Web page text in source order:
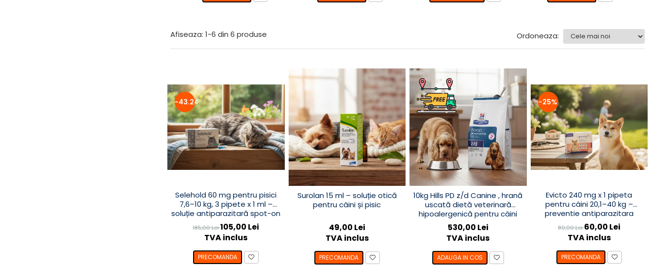
Afiseaza: 1-6 din 6 produse Ordoneaza:
-43.24%
Selehold 60 mg pentru pisici
7,6–10 kg, 3 pipete x 1 ml –
soluție antiparazitară spot-on
185,00 Lei105,00 Lei
TVA inclus
PRECOMANDA
Surolan 15 ml – soluție otică
pentru câini și pisic
49,00 Lei
TVA inclus
PRECOMANDA
10kg Hills PD z/d Canine , hrană
uscată dietă veterinară
hipoalergenică pentru câini
530,00 Lei
TVA inclus
ADAUGA IN COS
-25%
Evicto 240 mg x 1 pipeta
pentru câini 20,1–40 kg –
preventie antiparazitara
interna și externa cu
selamectină
80,00 Lei60,00 Lei
TVA inclus
PRECOMANDA